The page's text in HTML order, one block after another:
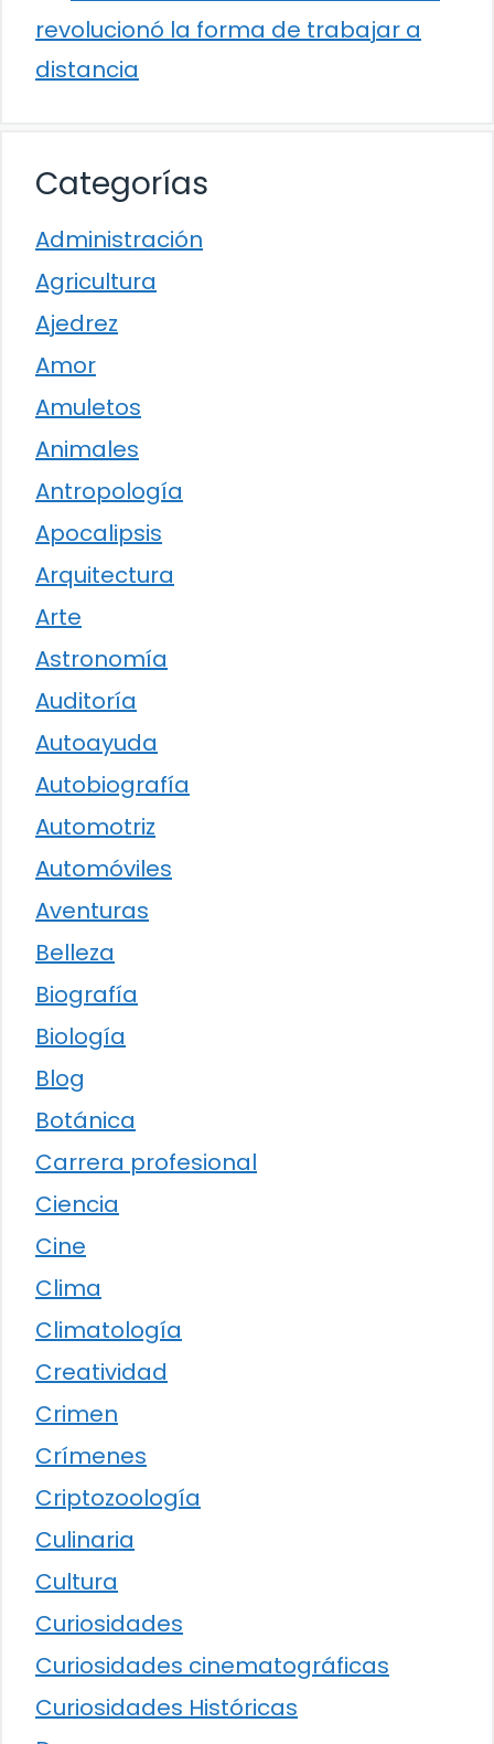
revolucionó la forma de trabajar a
distancia
Categorías
Administración
Agricultura
Ajedrez
Amor
Amuletos
Animales
Antropología
Apocalipsis
Arquitectura
Arte
Astronomía
Auditoría
Autoayuda
Autobiografía
Automotriz
Automóviles
Aventuras
Belleza
Biografía
Biología
Blog
Botánica
Carrera profesional
Ciencia
Cine
Clima
Climatología
Creatividad
Crimen
Crímenes
Criptozoología
Culinaria
Cultura
Curiosidades
Curiosidades cinematográficas
Curiosidades Históricas